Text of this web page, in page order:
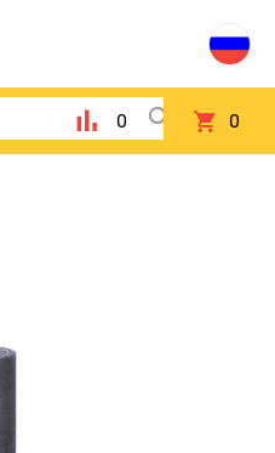
0 0